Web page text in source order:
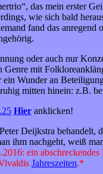
das mein erster
wie sich bald
fand das
oder auch nur
mit
Wunder an
mitten hinein: z.B.
Hier anklicken!
Deijkstra behandelt,
ihm nachgeht, weiß
ein
Jahreszeiten.*